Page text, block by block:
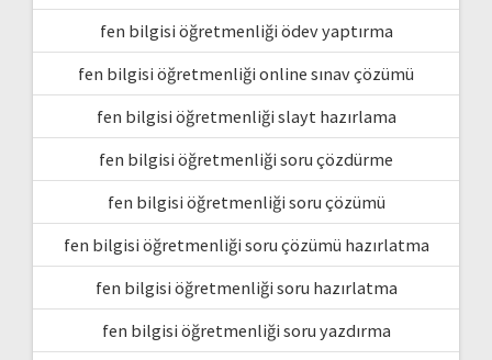
fen bilgisi öğretmenliği ödev yaptırma
fen bilgisi öğretmenliği online sınav çözümü
fen bilgisi öğretmenliği slayt hazırlama
fen bilgisi öğretmenliği soru çözdürme
fen bilgisi öğretmenliği soru çözümü
fen bilgisi öğretmenliği soru çözümü hazırlatma
fen bilgisi öğretmenliği soru hazırlatma
fen bilgisi öğretmenliği soru yazdırma